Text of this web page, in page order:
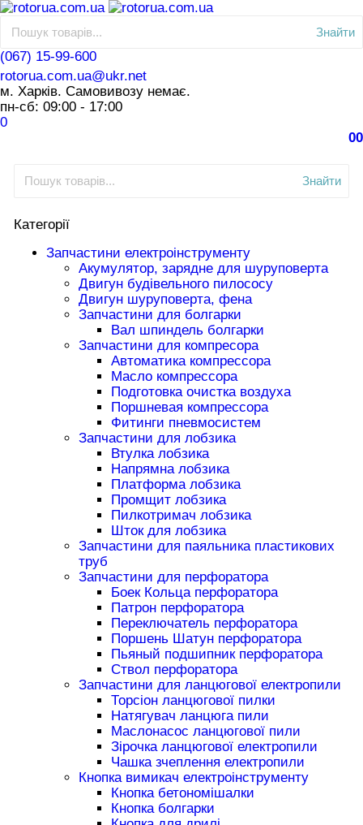
Знайти
(067) 15-99-600
rotorua.com.ua@ukr.net
м. Харків. Самовивозу немає.
пн-сб: 09:00 - 17:00
0
00
Знайти
Категорії
Запчастини електроінструменту
Акумулятор, зарядне для шуруповерта
Двигун будівельного пилососу
Двигун шуруповерта, фена
Запчастини для болгарки
Вал шпиндель болгарки
Запчастини для компресора
Автоматика компрессора
Масло компрессора
Подготовка очистка воздуха
Поршневая компрессора
Фитинги пневмосистем
Запчастини для лобзика
Втулка лобзика
Напрямна лобзика
Платформа лобзика
Промщит лобзика
Пилкотримач лобзика
Шток для лобзика
Запчастини для паяльника пластикових
труб
Запчастини для перфоратора
Боек Кольца перфоратора
Патрон перфоратора
Переключатель перфоратора
Поршень Шатун перфоратора
Пьяный подшипник перфоратора
Ствол перфоратора
Запчастини для ланцюгової електропили
Торсіон ланцюгової пилки
Натягувач ланцюга пили
Маслонасос ланцюгової пили
Зірочка ланцюгової електропили
Чашка зчеплення електропили
Кнопка вимикач електроінструменту
Кнопка бетономішалки
Кнопка болгарки